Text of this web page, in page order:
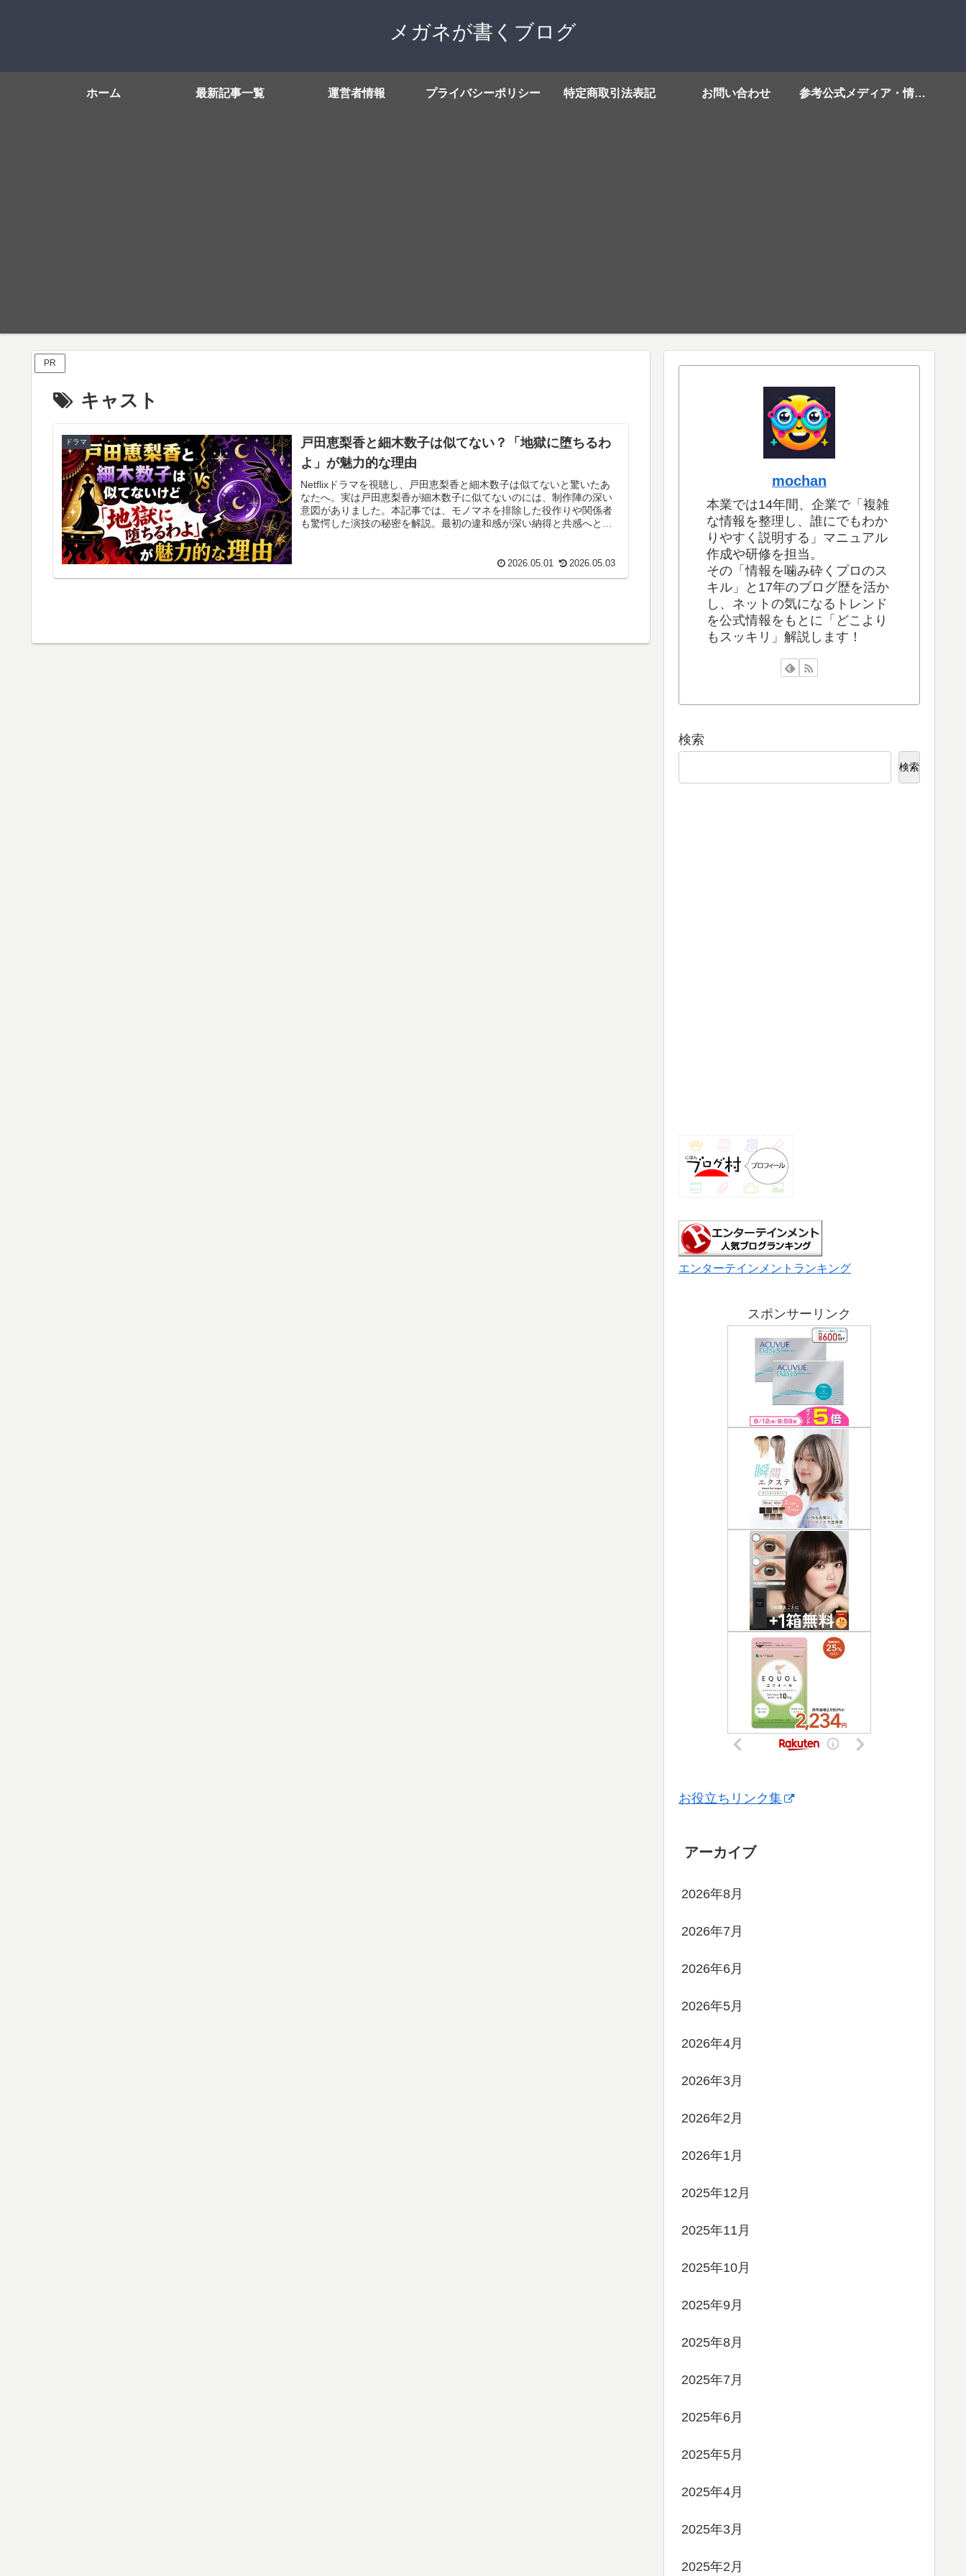
メガネが書くブログ
ホーム 最新記事一覧 運営者情報 プライバシーポリシー 特定商取引法表記 お問い合わせ 参考公式メディア・情報源リンク
PR
キャスト
ドラマ
戸田恵梨香と細木数子は似てない？「地獄に堕ちるわ
よ」が魅力的な理由
Netflixドラマを視聴し、戸田恵梨香と細木数子は似てないと驚いたあ
なたへ。実は戸田恵梨香が細木数子に似てないのには、制作陣の深い
意図がありました。本記事では、モノマネを排除した役作りや関係者
も驚愕した演技の秘密を解説。最初の違和感が深い納得と共感へと変
2026.05.01 2026.05.03
mochan
本業では14年間、企業で「複雑
な情報を整理し、誰にでもわか
りやすく説明する」マニュアル
作成や研修を担当。
その「情報を噛み砕くプロのス
キル」と17年のブログ歴を活か
し、ネットの気になるトレンド
を公式情報をもとに「どこより
もスッキリ」解説します！
検索
検索
エンターテインメントランキング
スポンサーリンク
お役立ちリンク集
アーカイブ
2026年8月
2026年7月
2026年6月
2026年5月
2026年4月
2026年3月
2026年2月
2026年1月
2025年12月
2025年11月
2025年10月
2025年9月
2025年8月
2025年7月
2025年6月
2025年5月
2025年4月
2025年3月
2025年2月